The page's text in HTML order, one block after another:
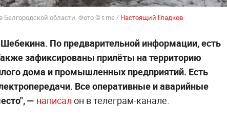
области. Фото © t.me / Настоящий Гладков
По предварительной информации, есть
зафиксированы прилёты на территорию
дома и промышленных предприятий. Есть
Все оперативные и аварийные
— написал он в телеграм-канале.